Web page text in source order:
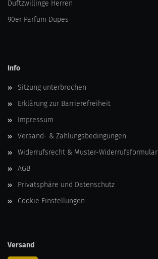
Duftzwillinge Herren
90er Parfum Dupes
Info
Sitzung unterbrochen
Erklärung zur Barrierefreiheit
Impressum
Versand- & Zahlungsbedingungen
Widerrufsrecht & Muster-Widerrufsformular
AGB
Privatsphäre und Datenschutz
Cookie Einstellungen
Versand